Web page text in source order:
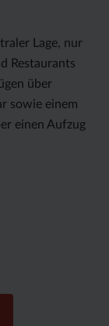
Lage, nur
Restaurants
über
sowie einem
einen Aufzug